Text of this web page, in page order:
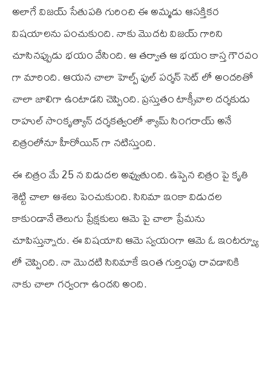
అలాగే విజయ్ సేతుపతి గురించి ఈ అమ్మడు ఆసక్తికర
విషయాలను పంచుకుంది. నాకు మొదట విజయ్ గారిని
చూసినప్పుడు భయం వేసింది. ఆ తర్వాత ఆ భయం కాస్త గౌరవం
గా మారింది. ఆయన చాలా హెల్ప్ ఫుల్ పర్శన్ సెట్ లో అందరితో
చాలా జాలిగా ఉంటాడని చెప్పింది. ప్రస్తుతం టాక్సీవాల దర్శకుడు
రాహుల్ సాంకృత్యాన్ దర్శకత్వంలో శ్యామ్ సింగరాయ్ అనే
చిత్రంలోనూ హీరోయిన్ గా నటిస్తుంది.
ఈ చిత్రం మే 25 న విడుదల అవ్వుతుంది. ఉప్పెన చిత్రం పై కృతి
శెట్టి చాలా ఆశలు పెంచుకుంది. సినిమా ఇంకా విడుదల
కాకుండానే తెలుగు ప్రేక్షకులు ఆమె పై చాలా ప్రేమను
చూపిస్తున్నారు. ఈ విషయాని ఆమె స్వయంగా ఆమె ఓ ఇంటర్వ్యూ
లో చెప్పింది. నా మొదటి సినిమాకే ఇంత గుర్తింపు రావడానికి
నాకు చాలా గర్వంగా ఉందని అంది.